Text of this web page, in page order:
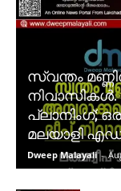
സ്വന്തം
നിവാസികൾ.
പ്ലാനിംഗ്;
മലയാളി
Dweep Malayali -